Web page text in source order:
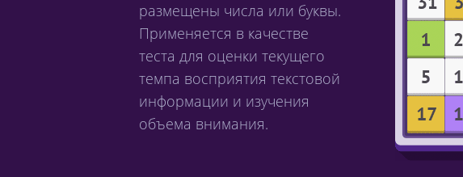
размещены числа или буквы.
Применяется в качестве
теста для оценки текущего
темпа восприятия текстовой
информации и изучения
объема внимания.